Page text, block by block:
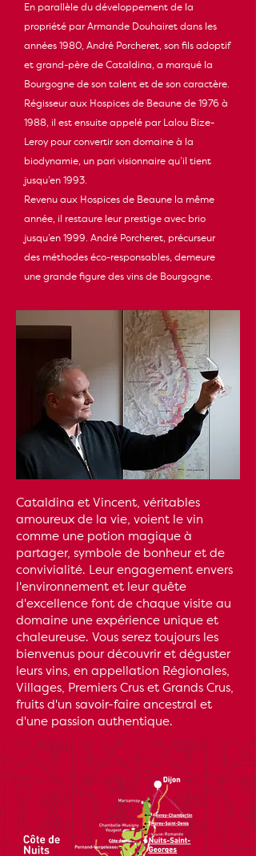
En parallèle du développement de la
propriété par Armande Douhairet dans les
années 1980, André Porcheret, son fils adoptif
et grand-père de Cataldina, a marqué la
Bourgogne de son talent et de son caractère.
Régisseur aux Hospices de Beaune de 1976 à
1988, il est ensuite appelé par Lalou Bize-
Leroy pour convertir son domaine à la
biodynamie, un pari visionnaire qu’il tient
jusqu’en 1993.
Revenu aux Hospices de Beaune la même
année, il restaure leur prestige avec brio
jusqu’en 1999. André Porcheret, précurseur
des méthodes éco-responsables, demeure
une grande figure des vins de Bourgogne.
Cataldina et Vincent, véritables
amoureux de la vie, voient le vin
comme une potion magique à
partager, symbole de bonheur et de
convivialité. Leur engagement envers
l'environnement et leur quête
d'excellence font de chaque visite au
domaine une expérience unique et
chaleureuse. Vous serez toujours les
bienvenus pour découvrir et déguster
leurs vins, en appellation Régionales,
Villages, Premiers Crus et Grands Crus,
fruits d'un savoir-faire ancestral et
d'une passion authentique.